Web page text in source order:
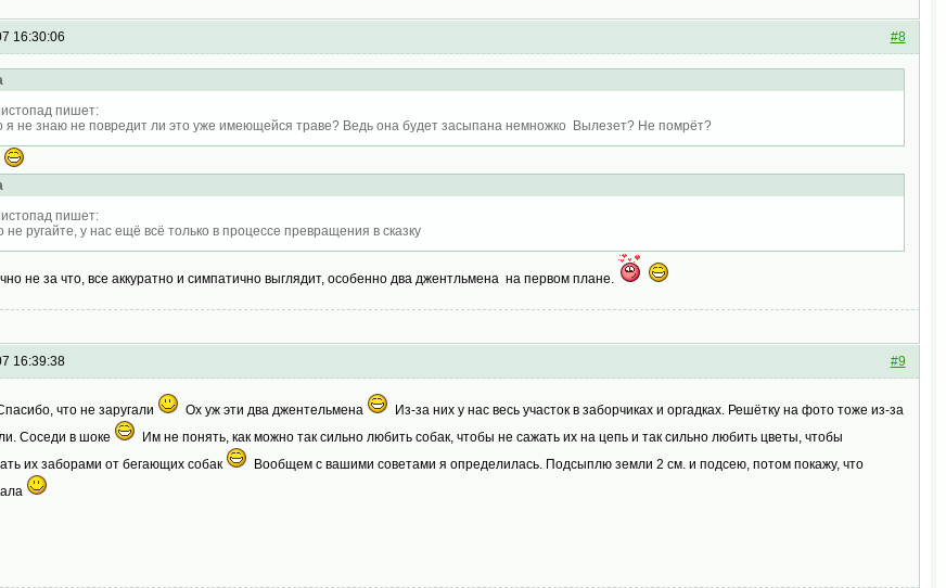
#8
16:30:06
пишет:
я не знаю не повредит ли это уже имеющейся траве? Ведь она будет засыпана немножко Вылезет? Не помрёт?
пишет:
не ругайте, у нас ещё всё только в процессе превращения в сказку
не за что, все аккуратно и симпатично выглядит, особенно два джентльмена на первом плане.
#9
16:39:38
что не заругали Ох уж эти два джентельмена
Из-за них у нас весь участок в заборчиках и оргадках. Решётку на фото тоже из-за
Соседи в шоке
Им не понять, как можно так сильно любить собак, чтобы не сажать их на цепь и так сильно любить цветы, чтобы
их заборами от бегающих собак
Вообщем с вашими советами я определилась. Подсыплю земли 2 см. и подсею, потом покажу, что